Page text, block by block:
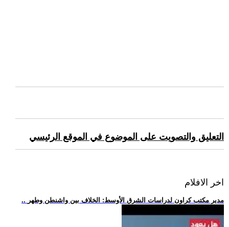
التعليق والتصويت على الموضوع في الموقع الرئيسي
اخر الافلام
.. مدير مكتب كراون لدراسات الشرق الأوسط: الخلاف بين واشنطن وطهر